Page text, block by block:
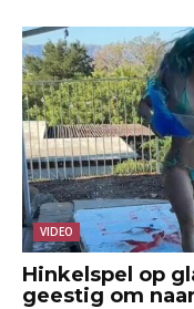
VIDEO
Hinkelspel op
geestig om